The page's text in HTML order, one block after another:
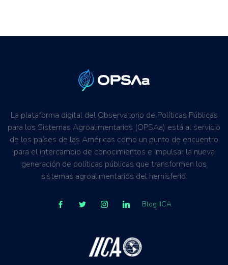
La plataforma digital del Observatorio de Políticas Públicas
para los Sistemas Agroalimentarios (OPSAa) está al servicio
de los países de las Américas como un punto de encuentro
para el intercambio de conocimientos e impulsar la nueva
generación de políticas públicas que transformen los
sistemas agroalimentarios del hemisferio.
Blog IICA